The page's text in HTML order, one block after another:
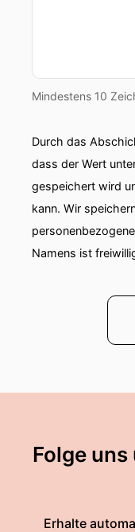
Mindestens 10
Durch das
dass der Wert
gespeichert wird
kann. Wir
Namens ist
Folge
Erhalte